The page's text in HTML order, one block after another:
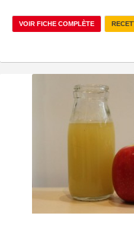
VOIR FICHE COMPLÈTE